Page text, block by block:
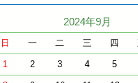
2024年9月
日 一 二 三 四
1 2 3 4 5